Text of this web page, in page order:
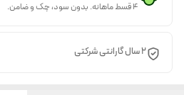
۴ قسط ماهانه. بدون سود، چک و ضامن.
2 سال گارانتی شرکتی